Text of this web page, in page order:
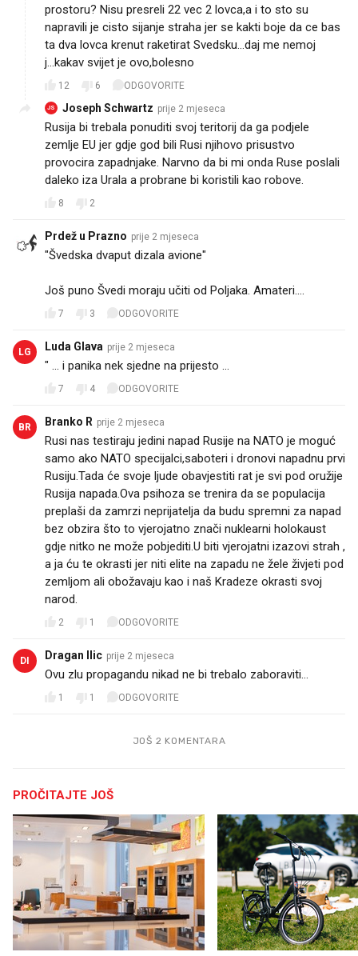
prostoru? Nisu presreli 22 vec 2 lovca,a i to sto su
napravili je cisto sijanje straha jer se kakti boje da ce bas
ta dva lovca krenut raketirat Svedsku...daj me nemoj
j...kakav svijet je ovo,bolesno
12 6 ODGOVORITE
JS Joseph Schwartz prije 2 mjeseca
Rusija bi trebala ponuditi svoj teritorij da ga podjele
zemlje EU jer gdje god bili Rusi njihovo prisustvo
provocira zapadnjake. Narvno da bi mi onda Ruse poslali
daleko iza Urala a probrane bi koristili kao robove.
8 2
Prdež u Prazno prije 2 mjeseca
"Švedska dvaput dizala avione"
Još puno Švedi moraju učiti od Poljaka. Amateri....
7 3 ODGOVORITE
LG Luda Glava prije 2 mjeseca
" ... i panika nek sjedne na prijesto ...
7 4 ODGOVORITE
BR Branko R prije 2 mjeseca
Rusi nas testiraju jedini napad Rusije na NATO je moguć
samo ako NATO specijalci,saboteri i dronovi napadnu prvi
Rusiju.Tada će svoje ljude obavjestiti rat je svi pod oružije
Rusija napada.Ova psihoza se trenira da se populacija
preplaši da zamrzi neprijatelja da budu spremni za napad
bez obzira što to vjerojatno znači nuklearni holokaust
gdje nitko ne može pobjediti.U biti vjerojatni izazovi strah ,
a ja ću te okrasti jer niti elite na zapadu ne žele živjeti pod
zemljom ali obožavaju kao i naš Kradeze okrasti svoj
narod.
2 1 ODGOVORITE
DI Dragan Ilic prije 2 mjeseca
Ovu zlu propagandu nikad ne bi trebalo zaboraviti...
1 1 ODGOVORITE
JOŠ 2 KOMENTARA
PROČITAJTE JOŠ